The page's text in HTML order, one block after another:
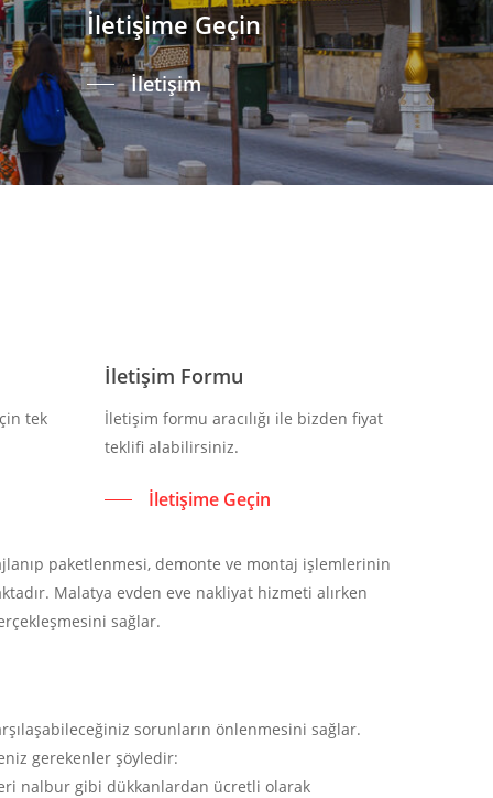
İletişime Geçin
İletişim
tek
İletişim Formu
İletişim formu aracılığı ile bizden fiyat
teklifi alabilirsiniz.
İletişime Geçin
paketlenmesi, demonte ve montaj işlemlerinin
Malatya evden eve nakliyat hizmeti alırken
sağlar.
sorunların önlenmesini sağlar.
gerekenler şöyledir:
nalbur gibi dükkanlardan ücretli olarak